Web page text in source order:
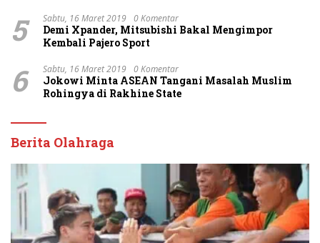
5 Sabtu, 16 Maret 2019 0 Komentar
Demi Xpander, Mitsubishi Bakal Mengimpor
Kembali Pajero Sport
6 Sabtu, 16 Maret 2019 0 Komentar
Jokowi Minta ASEAN Tangani Masalah Muslim
Rohingya di Rakhine State
Berita Olahraga